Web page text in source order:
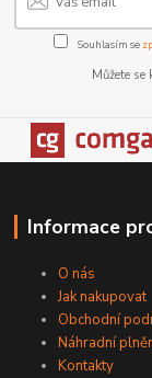
Souhlasím se
Můžete
Informace
O nás
Jak nakupovat
Obchodní
Náhradní
Kontakty